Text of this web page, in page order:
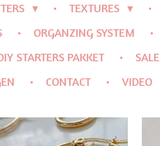
TEXTURES
ORGANZING SYSTEM
STARTERS PAKKET SALE
CONTACT VIDEO